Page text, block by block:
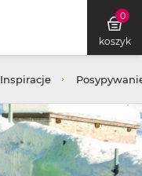
0
koszyk
Inspiracje